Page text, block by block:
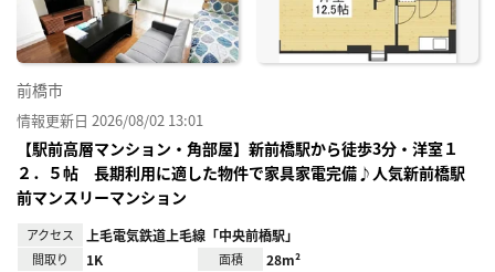
前橋市
情報更新日 2026/08/02 13:01
【駅前高層マンション・角部屋】新前橋駅から徒歩3分・洋室１
２．５帖 長期利用に適した物件で家具家電完備♪人気新前橋駅
前マンスリーマンション
アクセス 上毛電気鉄道上毛線「中央前橋駅」
間取り 1K 面積 28m²